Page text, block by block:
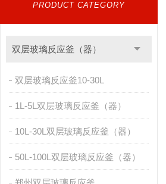
PRODUCT CATEGORY
双层玻璃反应釜（器）
双层玻璃反应釜10-30L
1L-5L双层玻璃反应釜（器）
10L-30L双层玻璃反应釜（器）
50L-100L双层玻璃反应釜（器）